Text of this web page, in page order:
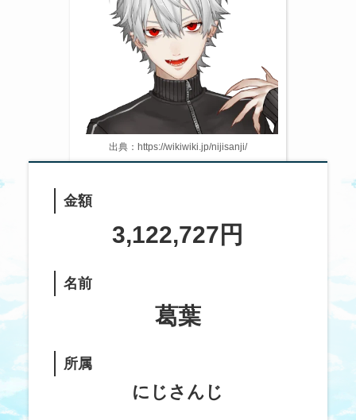
出典：https://wikiwiki.jp/nijisanji/
金額
3,122,727円
名前
葛葉
所属
にじさんじ